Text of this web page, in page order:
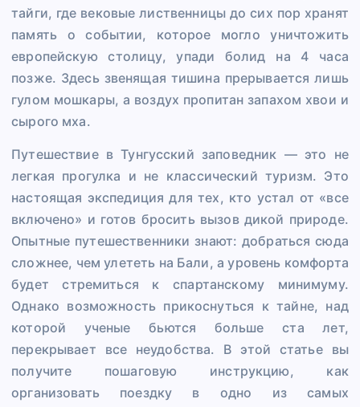
тайги, где вековые лиственницы до сих пор хранят
память о событии, которое могло уничтожить
европейскую столицу, упади болид на 4 часа
позже. Здесь звенящая тишина прерывается лишь
гулом мошкары, а воздух пропитан запахом хвои и
сырого мха.
Путешествие в Тунгусский заповедник — это не
легкая прогулка и не классический туризм. Это
настоящая экспедиция для тех, кто устал от «все
включено» и готов бросить вызов дикой природе.
Опытные путешественники знают: добраться сюда
сложнее, чем улететь на Бали, а уровень комфорта
будет стремиться к спартанскому минимуму.
Однако возможность прикоснуться к тайне, над
которой ученые бьются больше ста лет,
перекрывает все неудобства. В этой статье вы
получите пошаговую инструкцию, как
организовать поездку в одно из самых